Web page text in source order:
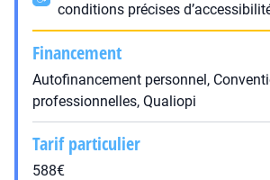
conditions précises
Financement
Autofinancement personnel,
professionnelles, Qualiopi
Tarif particulier
588€